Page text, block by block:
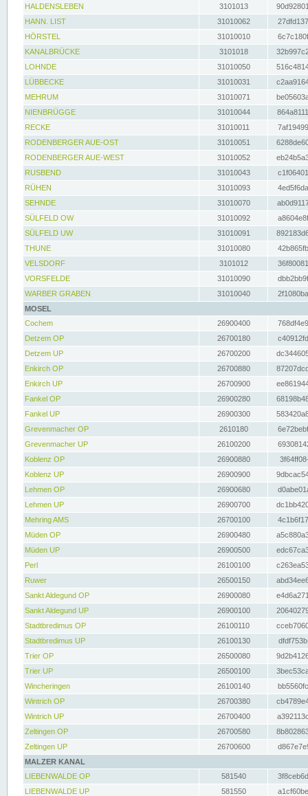
HALDENSLEBEN
3101013
HANN. LIST
31010062
HÖRSTEL
31010010
KANALBRÜCKE
3101018
LOHNDE
31010050
LÜBBECKE
31010031
MEHRUM
31010071
NIENBRÜGGE
31010044
RECKE
31010011
RODENBERGER AUE-OST
31010051
RODENBERGER AUE-WEST
31010052
RUSBEND
31010043
RÜHEN
31010093
SEHNDE
31010070
SÜLFELD OW
31010092
SÜLFELD UW
31010091
THUNE
31010080
VELSDORF
3101012
VORSFELDE
31010090
WARBER GRABEN
31010040
MOSEL
Cochem
26900400
Detzem OP
26700180
Detzem UP
26700200
Enkirch OP
26700880
Enkirch UP
26700900
Fankel OP
26900280
Fankel UP
26900300
Grevenmacher OP
2610180
Grevenmacher UP
26100200
Koblenz OP
26900880
Koblenz UP
26900900
Lehmen OP
26900680
Lehmen UP
26900700
Mehring AMS
26700100
Müden OP
26900480
Müden UP
26900500
Perl
26100100
Ruwer
26500150
Sankt Aldegund OP
26900080
Sankt Aldegund UP
26900100
Stadtbredimus OP
26100110
Stadtbredimus UP
26100130
Trier OP
26500080
Trier UP
26500100
Wincheringen
26100140
Wintrich OP
26700380
Wintrich UP
26700400
Zeltingen OP
26700580
Zeltingen UP
26700600
MALZER KANAL
LIEBENWALDE OP
581540
LIEBENWALDE UP
581550